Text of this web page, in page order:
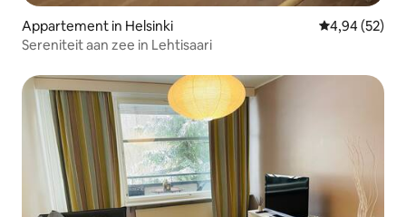
Appartement in Helsinki Gemiddelde
4,94 (52)
Sereniteit aan zee in Lehtisaari